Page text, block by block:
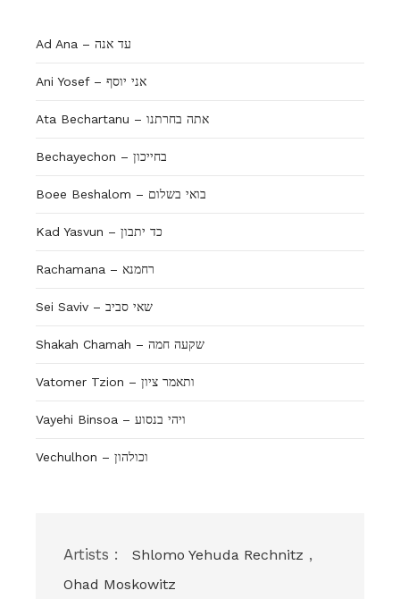
Ad Ana – עד אנה
Ani Yosef – אני יוסף
Ata Bechartanu – אתה בחרתנו
Bechayechon – בחייכון
Boee Beshalom – בואי בשלום
Kad Yasvun – כד יתבון
Rachamana – רחמנא
Sei Saviv – שאי סביב
Shakah Chamah – שקעה חמה
Vatomer Tzion – ותאמר ציון
Vayehi Binsoa – ויהי בנסוע
Vechulhon – וכולהון
Artists : Shlomo Yehuda Rechnitz ,
Ohad Moskowitz